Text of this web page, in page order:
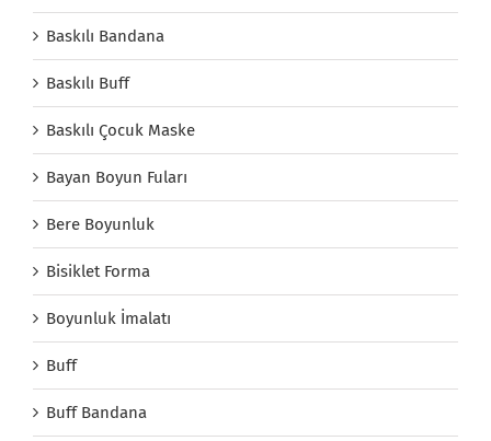
Baskılı Bandana
Baskılı Buff
Baskılı Çocuk Maske
Bayan Boyun Fuları
Bere Boyunluk
Bisiklet Forma
Boyunluk İmalatı
Buff
Buff Bandana